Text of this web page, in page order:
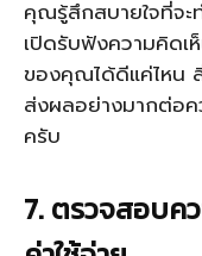
คุณรู้สึกสบายใจที่จะ
เปิดรับฟังความคิดเ
ของคุณได้ดีแค่ไหน
ส่งผลอย่างมากต่อค
ครับ
7. ตรวจสอบค